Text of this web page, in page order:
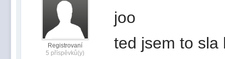
Registrovaní
5 příspěvků(y)
joo
ted jsem to sla